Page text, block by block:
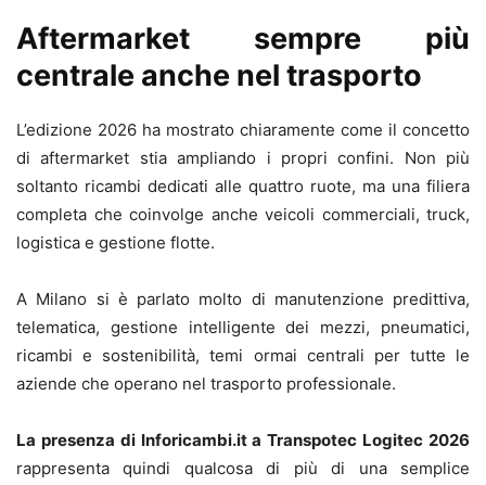
Aftermarket sempre più
centrale anche nel trasporto
L’edizione 2026 ha mostrato chiaramente come il concetto
di aftermarket stia ampliando i propri confini. Non più
soltanto ricambi dedicati alle quattro ruote, ma una filiera
completa che coinvolge anche veicoli commerciali, truck,
logistica e gestione flotte.
A Milano si è parlato molto di manutenzione predittiva,
telematica, gestione intelligente dei mezzi, pneumatici,
ricambi e sostenibilità, temi ormai centrali per tutte le
aziende che operano nel trasporto professionale.
La presenza di Inforicambi.it a Transpotec Logitec 2026
rappresenta quindi qualcosa di più di una semplice